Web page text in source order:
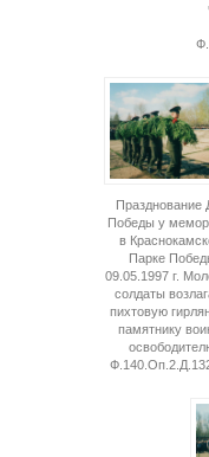
Празднование
Победы у
в
Парке
09.05.1997 г.
солдаты
пихтовую
памятнику